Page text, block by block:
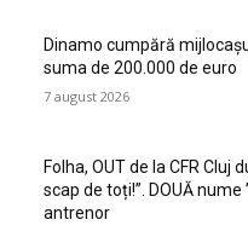
Dinamo cumpără
suma de 200.000 de euro
7 august 2026
Folha, OUT de la CFR
scap de toți!”. DOUĂ
antrenor